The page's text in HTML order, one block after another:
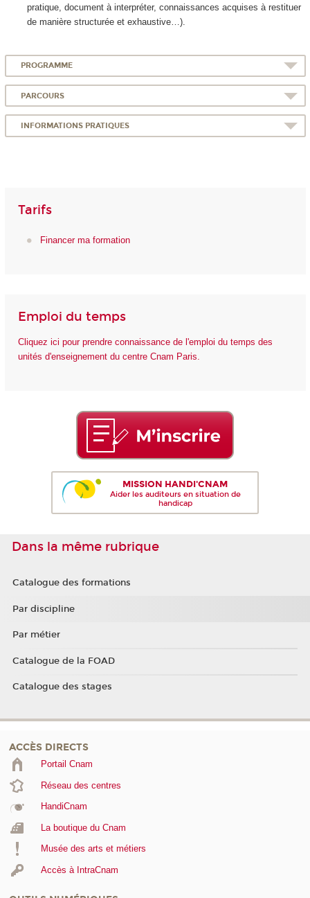
pratique, document à interpréter, connaissances acquises à restituer
de manière structurée et exhaustive…).
PROGRAMME
PARCOURS
INFORMATIONS PRATIQUES
Tarifs
Financer ma formation
Emploi du temps
Cliquez ici pour prendre connaissance de l'emploi du temps des
unités d'enseignement du centre Cnam Paris.
MISSION HANDI'CNAM
Aider les auditeurs en situation de
handicap
Dans la même rubrique
Catalogue des formations
Par discipline
Par métier
Catalogue de la FOAD
Catalogue des stages
ACCÈS DIRECTS
Portail Cnam
Réseau des centres
HandiCnam
La boutique du Cnam
Musée des arts et métiers
Accès à IntraCnam